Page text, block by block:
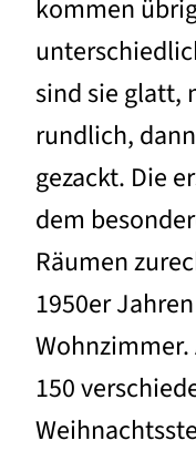
kommen
sind sie glatt,
rundlich,
gezackt. Die
dem
Räumen
1950er
150